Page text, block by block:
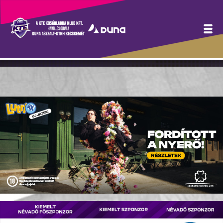
NBI/B: VISSZAVÁGOTT A
SZOLNOK